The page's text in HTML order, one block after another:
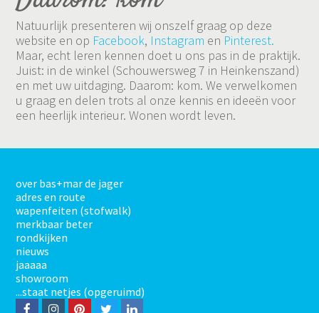
Natuurlijk presenteren wij onszelf graag op deze
website en op Facebook, Instagram en Pinterest.
Maar, echt leren kennen doet u ons pas in de praktijk.
Juist: in de winkel (Schouwersweg 7 in Heinkenszand)
en met uw uitdaging. Daarom: kom. We verwelkomen
u graag en delen trots al onze kennis en ideeën voor
een heerlijk interieur. Wonen wordt leven.
over bas+mar de jager
adres en route
wapenfeiten (stofwalk)
merkbaar beter
rondkijken
nieuws
jaaaaa
showroom
...staat netjes (opgeruimd)
I T L